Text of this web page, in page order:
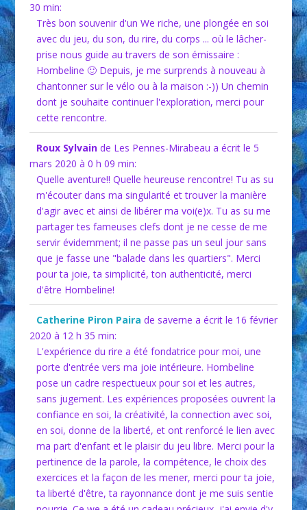
30 min:
Très bon souvenir d'un We riche, une plongée en soi
avec du jeu, du son, du rire, du corps ... où le lâcher-
prise nous guide au travers de son émissaire :
Hombeline 🙂 Depuis, je me surprends à nouveau à
chantonner sur le vélo ou à la maison :-)) Un chemin
dont je souhaite continuer l'exploration, merci pour
cette rencontre.
Roux Sylvain de Les Pennes-Mirabeau a écrit le 5
mars 2020 à 0 h 09 min:
Quelle aventure!! Quelle heureuse rencontre! Tu as su
m'écouter dans ma singularité et trouver la manière
d'agir avec et ainsi de libérer ma voi(e)x. Tu as su me
partager tes fameuses clefs dont je ne cesse de me
servir évidemment; il ne passe pas un seul jour sans
que je fasse une "balade dans les quartiers". Merci
pour ta joie, ta simplicité, ton authenticité, merci
d'être Hombeline!
Catherine Piron Paira de saverne a écrit le 16 février
2020 à 12 h 35 min:
L'expérience du rire a été fondatrice pour moi, une
porte d'entrée vers ma joie intérieure. Hombeline
pose un cadre respectueux pour soi et les autres,
sans jugement. Les expériences proposées ouvrent la
confiance en soi, la créativité, la connection avec soi,
en soi, donne de la liberté, et ont renforcé le lien avec
ma part d'enfant et le plaisir du jeu libre. Merci pour la
pertinence de la parole, la compétence, le choix des
exercices et la façon de les mener, merci pour ta joie,
ta liberté d'être, ta rayonnance dont je me suis sentie